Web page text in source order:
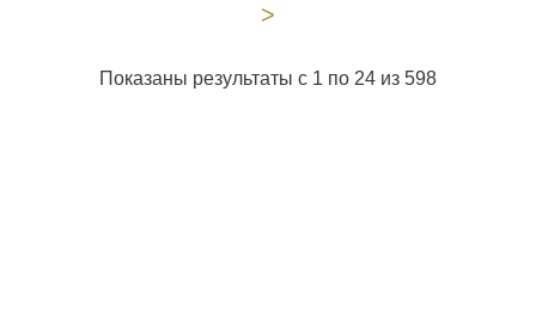
>
Показаны результаты с 1 по 24 из 598